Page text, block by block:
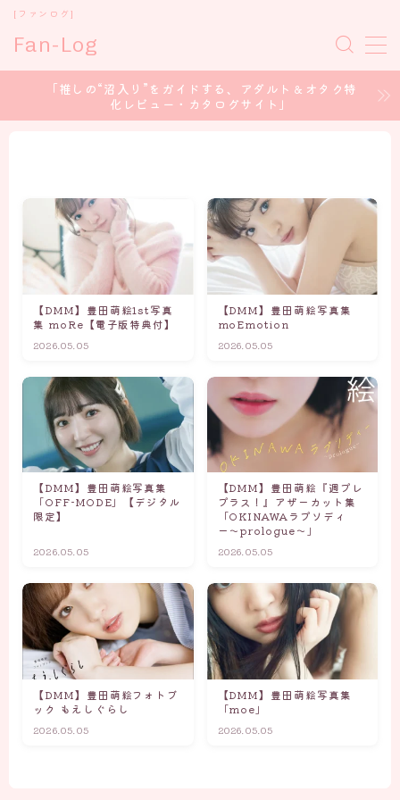
Fan-Log
[ファンログ]
ホーム
コスプレイヤー
アイドル/グラドル
声優 / voice Actor
「推しの“沼入り”をガイドする、アダルト＆オタク特
化レビュー・カタログサイト」
【DMM】豊田萌絵1st写真
集 moRe【電子版特典付】
2026.05.05
【DMM】豊田萌絵写真集
moEmotion
2026.05.05
【DMM】豊田萌絵写真集
「OFF-MODE」【デジタル
限定】
2026.05.05
【DMM】豊田萌絵『週プレ
プラス！』アザーカット集
「OKINAWAラプソディ
ー〜prologue〜」
2026.05.05
【DMM】豊田萌絵フォトブ
ック もえしぐらし
2026.05.05
【DMM】豊田萌絵写真集
「moe」
2026.05.05